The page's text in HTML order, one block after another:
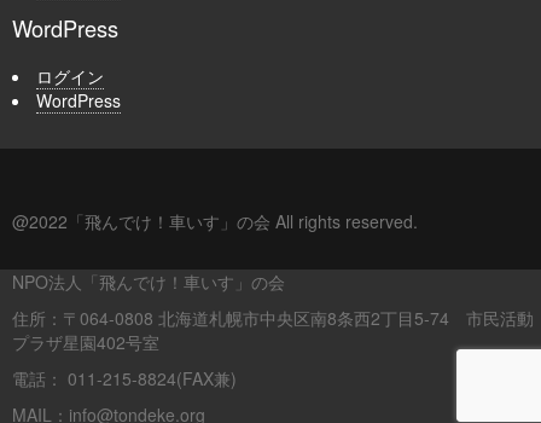
WordPress
ログイン
WordPress
@2022「飛んでけ！車いす」の会 All rights reserved.
NPO法人「飛んでけ！車いす」の会
住所：〒064-0808 北海道札幌市中央区南8条西2丁目5-74 市民活動
プラザ星園402号室
電話： 011-215-8824(FAX兼)
MAIL：info@tondeke.org